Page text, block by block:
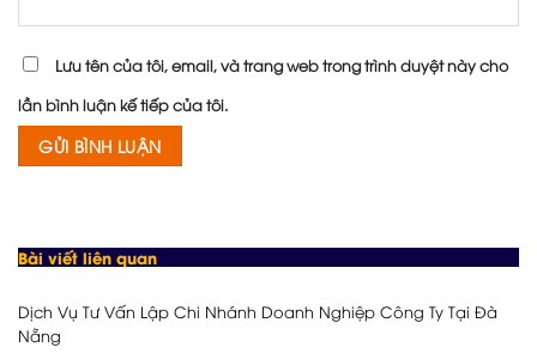
Lưu tên của tôi, email, và trang web trong trình duyệt này cho
lần bình luận kế tiếp của tôi.
Bài viết liên quan
Dịch Vụ Tư Vấn Lập Chi Nhánh Doanh Nghiệp Công Ty Tại Đà
Nẵng